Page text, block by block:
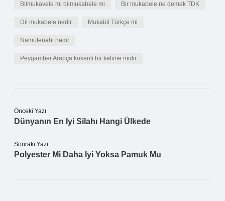
Bilmukavele mi bilmukabele mi Bir mukabele ne demek TDK
Dil mukabele nedir Mukabil Türkçe mi
Namütenahi nedir
Peygamber Arapça kökenli bir kelime midir
Önceki Yazı
Dünyanın En Iyi Silahı Hangi Ülkede
Sonraki Yazı
Polyester Mi Daha Iyi Yoksa Pamuk Mu